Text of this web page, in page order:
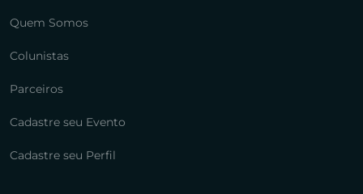
Quem Somos
Colunistas
Parceiros
Cadastre seu Evento
Cadastre seu Perfil